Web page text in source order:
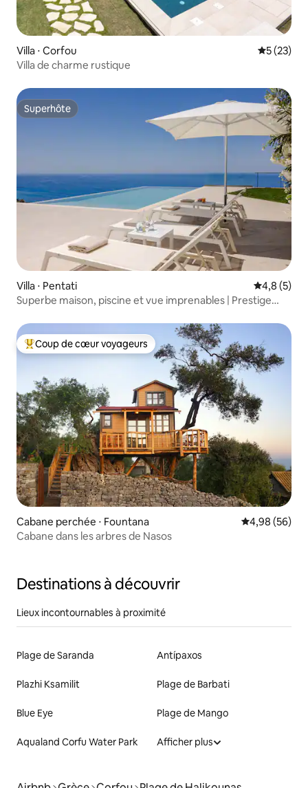
Villa ⋅ Corfou
5 (23)
Villa de charme rustique
Superhôte
Superhôte
Villa ⋅ Pentati Évaluation
4,8 (5)
Superbe maison, piscine et vue imprenables | Prestige
Coups de cœur voyageurs les plus appréciés
Coup de cœur voyageurs
Cabane perchée ⋅ Fountana Évaluation
4,98 (56)
Cabane dans les arbres de Nasos
Destinations à découvrir
Lieux incontournables à proximité
Plage de Saranda Antípaxos
Plazhi Ksamilit Plage de Barbati
Blue Eye Plage de Mango
Aqualand Corfu Water Park Afficher plus